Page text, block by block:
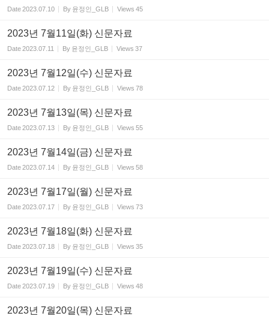
Date2023.07.10 By 윤정인_GLB Views 45
2023년 7월11일(화) 신문자료
Date2023.07.11 By 윤정인_GLB Views 37
2023년 7월12일(수) 신문자료
Date2023.07.12 By 윤정인_GLB Views 78
2023년 7월13일(목) 신문자료
Date2023.07.13 By 윤정인_GLB Views 55
2023년 7월14일(금) 신문자료
Date2023.07.14 By 윤정인_GLB Views 58
2023년 7월17일(월) 신문자료
Date2023.07.17 By 윤정인_GLB Views 73
2023년 7월18일(화) 신문자료
Date2023.07.18 By 윤정인_GLB Views 35
2023년 7월19일(수) 신문자료
Date2023.07.19 By 윤정인_GLB Views 48
2023년 7월20일(목) 신문자료